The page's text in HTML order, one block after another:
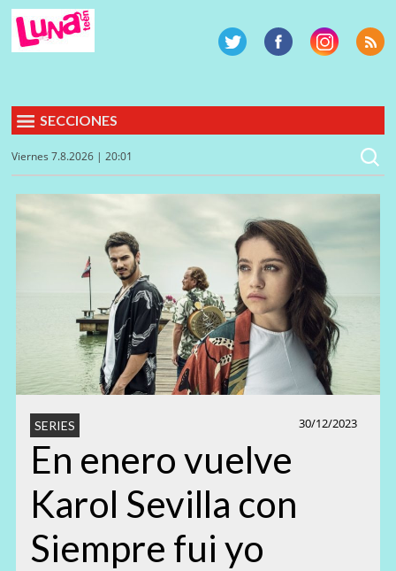
SECCIONES
Viernes 7.8.2026 | 20:01
30/12/2023
SERIES
En enero vuelve
Karol Sevilla con
Siempre fui yo